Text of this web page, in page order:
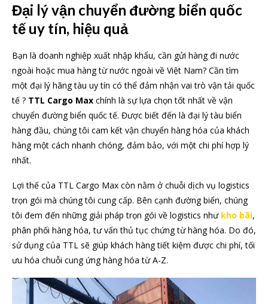
Đại lý vận chuyển đường biển quốc
tế uy tín, hiệu quả
Bạn là doanh nghiệp xuất nhập khẩu, cần gửi hàng đi nước
ngoài hoặc mua hàng từ nước ngoài về Việt Nam? Cần tìm
một đại lý hãng tàu uy tín có thể đảm nhận vai trò vận tải quốc
tế ? TTL Cargo Max chính là sự lựa chọn tốt nhất về vận
chuyển đường biển quốc tế. Được biết đến là đại lý tàu biển
hàng đầu, chúng tôi cam kết vận chuyển hàng hóa của khách
hàng một cách nhanh chóng, đảm bảo, với một chi phí hợp lý
nhất.
Lợi thế của TTL Cargo Max còn nằm ở chuỗi dịch vụ logistics
trọn gói mà chúng tôi cung cấp. Bên cạnh đường biển, chúng
tôi đem đến những giải pháp trọn gói về logistics như kho bãi,
phân phối hàng hóa, tư vấn thủ tục chứng từ hàng hóa. Do đó,
sử dụng của TTL sẽ giúp khách hàng tiết kiệm được chi phí, tối
ưu hóa chuỗi cung ứng hàng hóa từ A-Z.